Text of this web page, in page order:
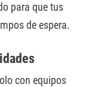
para que tus
de espera.
con equipos